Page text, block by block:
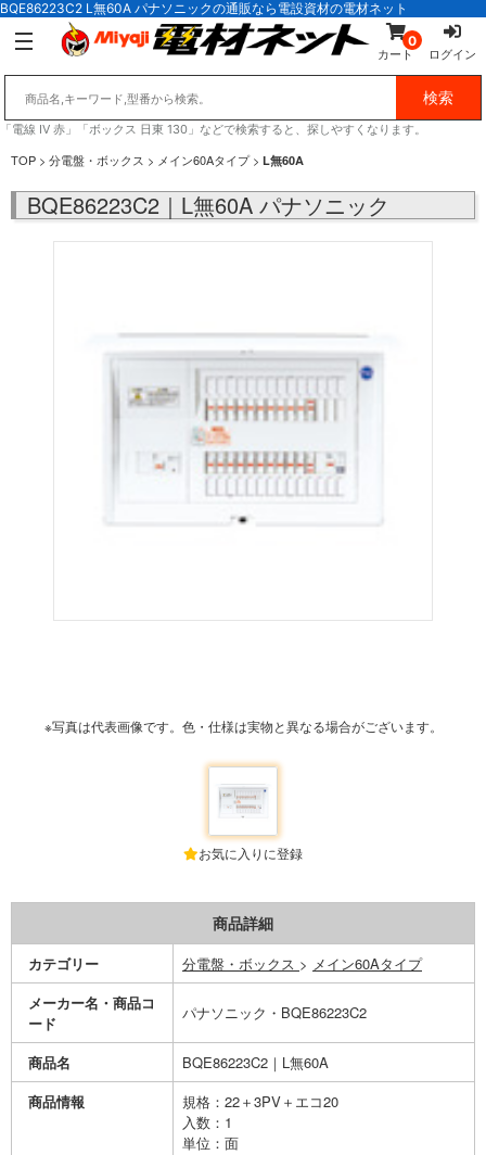
BQE86223C2 L無60A パナソニックの通販なら電設資材の電材ネット
0
カート ログイン
「電線 IV 赤」「ボックス 日東 130」などで検索すると、探しやすくなります。
TOP > 分電盤・ボックス > メイン60Aタイプ> L無60A
BQE86223C2｜L無60A パナソニック
※写真は代表画像です。色・仕様は実物と異なる場合がございます。
お気に入りに登録
商品詳細
カテゴリー 分電盤・ボックス > メイン60Aタイプ
メーカー名・商品コ
ード
パナソニック・BQE86223C2
商品名
BQE86223C2｜L無60A
商品情報
規格：22＋3PV＋エコ20
入数：1
単位：面